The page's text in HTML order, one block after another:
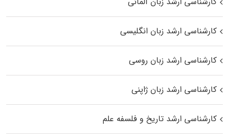
کارشناسی ارشد زبان انگلیسی
کارشناسی ارشد زبان روسی
کارشناسی ارشد زبان ژاپنی
کارشناسی ارشد تاریخ و فلسفه علم